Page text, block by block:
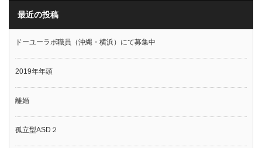
最近の投稿
ドーユーラボ職員（沖縄・横浜）にて募集中
2019年年頭
離婚
孤立型ASD２